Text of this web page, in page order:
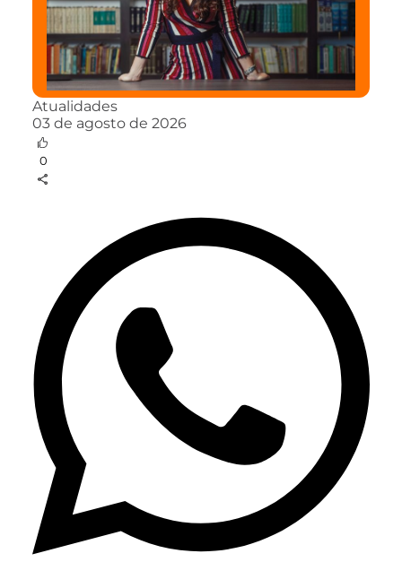
Atualidades
03 de agosto de 2026
0